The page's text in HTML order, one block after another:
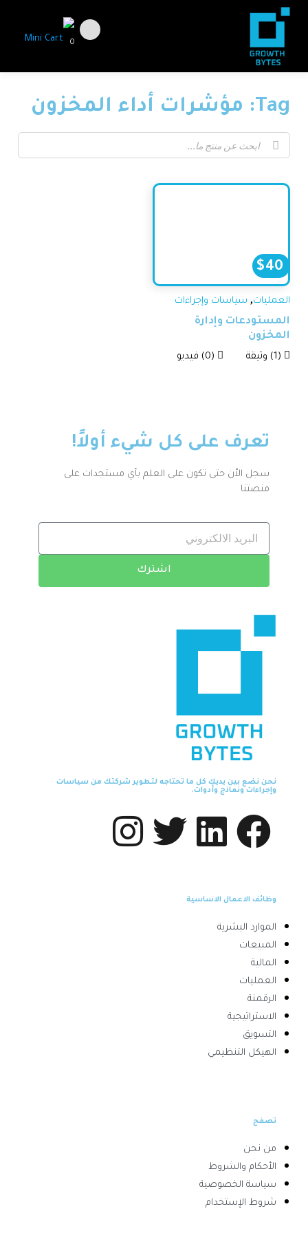
0
Tag: مؤشرات أداء المخزون
$40
العمليات, سياسات وإجراءات
المستودعات وإدارة
المخزون
(0) فيديو (1) وثيقة
تعرف على كل شيء أولاً!
سجل الاّن حتى تكون على العلم بأي مستجدات على
منصتنا
اشترك
نحن نضع بين يديك كل ما تحتاجه لتطوير شركتك من سياسات
وإجراءات ونماذج وأدوات.
وظائف الاعمال الاساسية
الموارد البشرية
المبيعات
المالية
العمليات
الرقمنة
الاستراتيجية
التسويق
الهيكل التنظيمي
تصفح
من نحن
الأحكام والشروط
سياسة الخصوصية
شروط الإستخدام